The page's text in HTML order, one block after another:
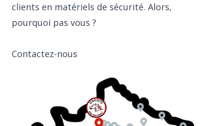
clients en matériels de sécurité. Alors,
pourquoi pas vous ?
Contactez-nous